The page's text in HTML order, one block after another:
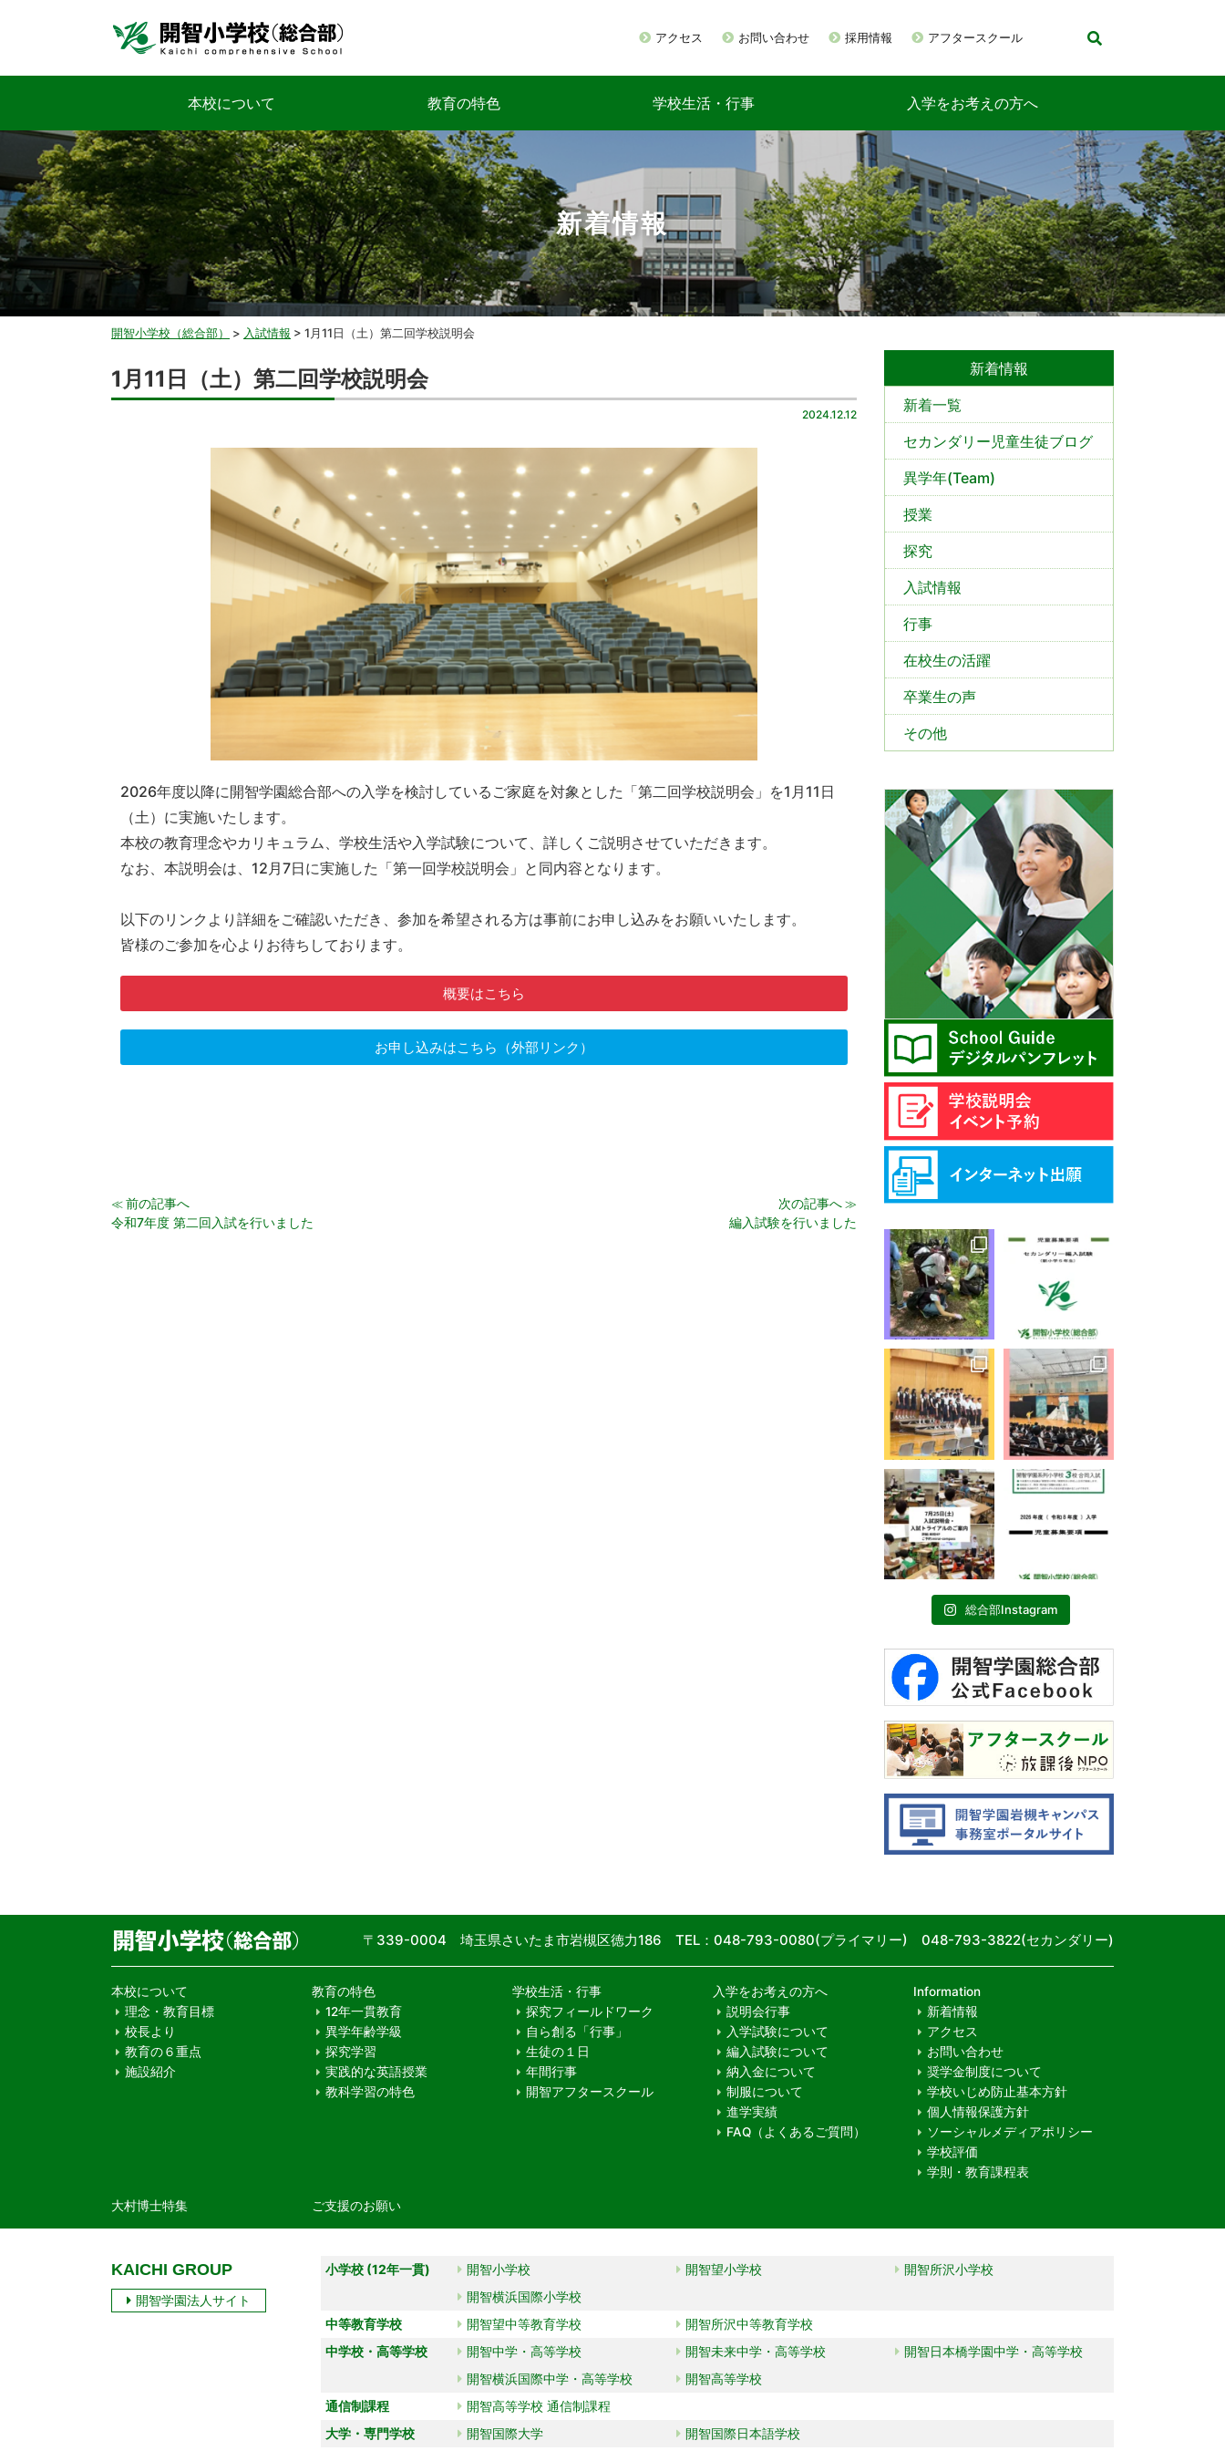
アクセス お問い合わせ 採用情報 アフタースクール
本校について 教育の特色 学校生活・行事 入学をお考えの方へ
新着情報
開智小学校（総合部） > 入試情報 > 1月11日（土）第二回学校説明会
新着情報
新着一覧
セカンダリー児童生徒ブログ
異学年(Team)
授業
探究
入試情報
行事
在校生の活躍
卒業生の声
その他
総合部Instagram
1月11日（土）第二回学校説明会
2024.12.12
2026年度以降に開智学園総合部への入学を検討しているご家庭を対象とした「第二回学校説明会」を1月11日
（土）に実施いたします。
本校の教育理念やカリキュラム、学校生活や入学試験について、詳しくご説明させていただきます。
なお、本説明会は、12月7日に実施した「第一回学校説明会」と同内容となります。
以下のリンクより詳細をご確認いただき、参加を希望される方は事前にお申し込みをお願いいたします。
皆様のご参加を心よりお待ちしております。
概要はこちら
お申し込みはこちら（外部リンク）
≪前の記事へ
令和7年度 第二回入試を行いました
次の記事へ≫
編入試験を行いました
〒339-0004 埼玉県さいたま市岩槻区徳力186 TEL：048-793-0080(プライマリー) 048-793-3822(セカンダリー)
本校について
理念・教育目標
校長より
教育の６重点
施設紹介
教育の特色
12年一貫教育
異学年齢学級
探究学習
実践的な英語授業
教科学習の特色
学校生活・行事
探究フィールドワーク
自ら創る「行事」
生徒の１日
年間行事
開智アフタースクール
入学をお考えの方へ
説明会行事
入学試験について
編入試験について
納入金について
制服について
進学実績
FAQ（よくあるご質問）
Information
新着情報
アクセス
お問い合わせ
奨学金制度について
学校いじめ防止基本方針
個人情報保護方針
ソーシャルメディアポリシー
学校評価
学則・教育課程表
大村博士特集 ご支援のお願い
KAICHI GROUP
開智学園法人サイト
小学校 (12年一貫) 開智小学校 開智望小学校
開智所沢小学校
開智横浜国際小学校
中等教育学校
開智望中等教育学校
開智所沢中等教育学校
中学校・高等学校
開智中学・高等学校 開智未来中学・高等学校
開智日本橋学園中学・高等学校
開智横浜国際中学・高等学校
開智高等学校
通信制課程
開智高等学校 通信制課程
大学・専門学校
開智国際大学 開智国際日本語学校